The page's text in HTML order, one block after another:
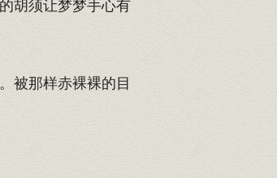
胡须让梦梦手心有
被那样赤裸裸的目